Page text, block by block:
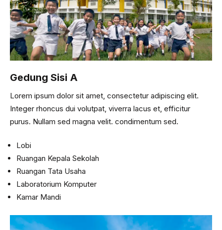
Gedung Sisi A
Lorem ipsum dolor sit amet, consectetur adipiscing elit.
Integer rhoncus dui volutpat, viverra lacus et, efficitur
purus. Nullam sed magna velit. condimentum sed.
Lobi
Ruangan Kepala Sekolah
Ruangan Tata Usaha
Laboratorium Komputer
Kamar Mandi